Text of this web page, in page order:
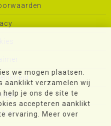
we mogen plaatsen.
aanklikt verzamelen wij
help je ons de site te
accepteren aanklikt
ervaring. Meer over